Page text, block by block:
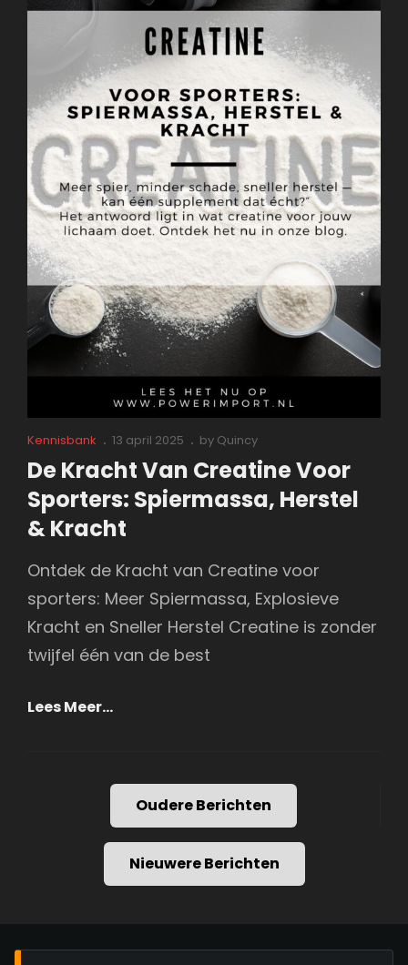
Cat
Links
Kennisbank
Posted
on
13 april 2025 by Quincy
De Kracht Van Creatine Voor
Sporters: Spiermassa, Herstel
& Kracht
Ontdek de Kracht van Creatine voor
sporters: Meer Spiermassa, Explosieve
Kracht en Sneller Herstel Creatine is zonder
twijfel één van de best
Lees Meer…De
Creatine
Voor
Sporters:
Spiermassa,
Herstel
Berichtennavigatie
Oudere Berichten
Nieuwere Berichten